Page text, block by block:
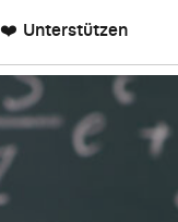
❤️ Unterstützen